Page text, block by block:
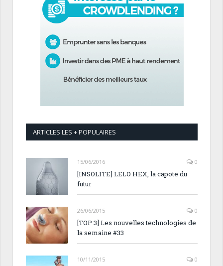
ARTICLES LES + POPULAIRES
15/06/2016 0
[INSOLITE] LELO HEX, la capote du
futur
26/06/2015 0
[TOP 3] Les nouvelles technologies de
la semaine #33
10/11/2015 0